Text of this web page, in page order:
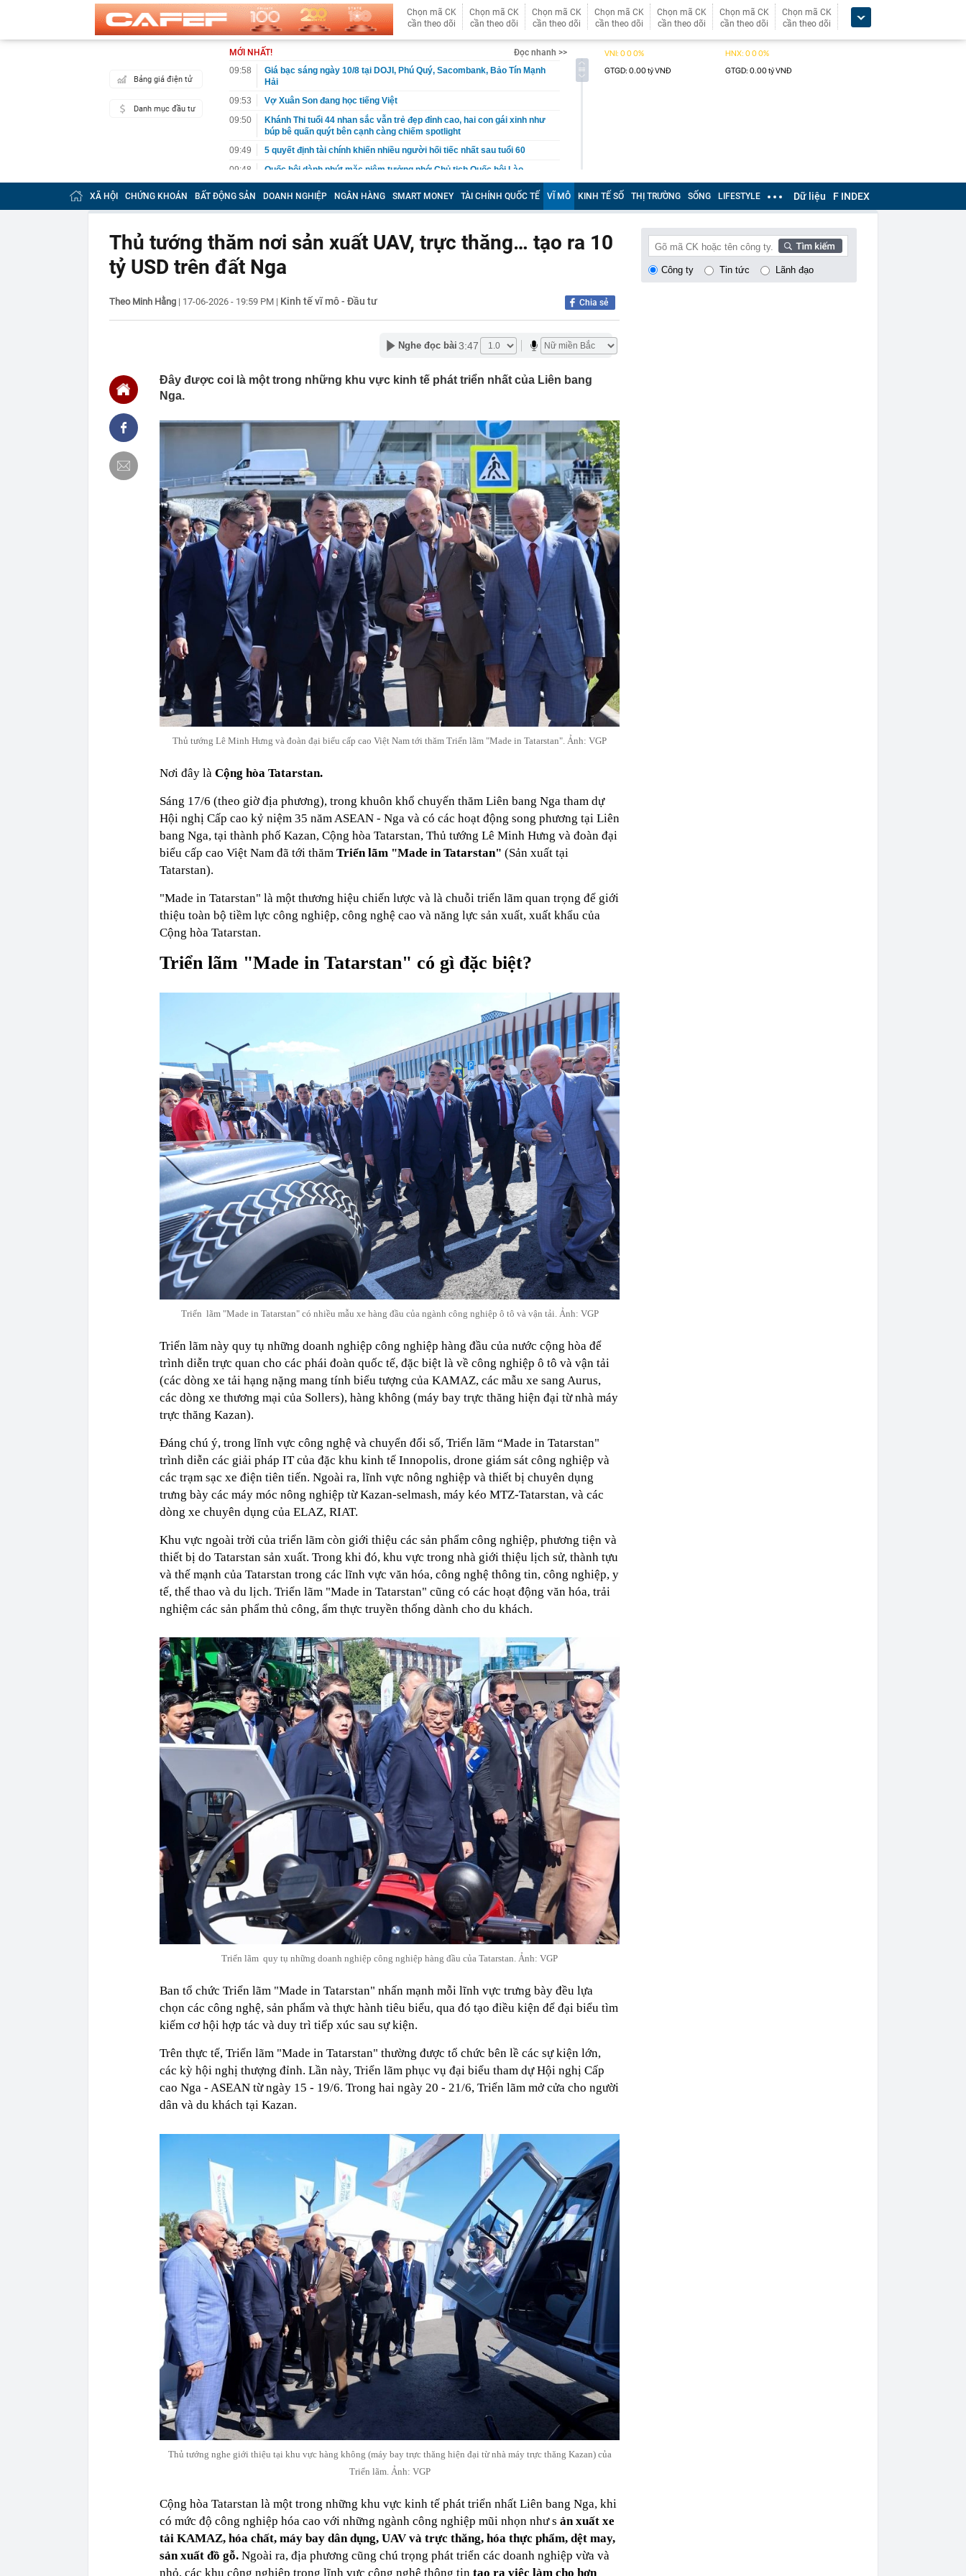
Chọn mã CK
cần theo dõi
Chọn mã CK
cần theo dõi
Chọn mã CK
cần theo dõi
Chọn mã CK
cần theo dõi
Chọn mã CK
cần theo dõi
Chọn mã CK
cần theo dõi
Chọn mã CK
cần theo dõi
Bảng giá điện tử
Danh mục đầu tư
MỚI NHẤT!
Đọc nhanh >>
09:58
Giá bạc sáng ngày 10/8 tại DOJI, Phú Quý, Sacombank, Bảo Tín Mạnh
Hải
09:53
Vợ Xuân Son đang học tiếng Việt
09:50
Khánh Thi tuổi 44 nhan sắc vẫn trẻ đẹp đỉnh cao, hai con gái xinh như
búp bê quấn quýt bên cạnh càng chiếm spotlight
09:49
5 quyết định tài chính khiến nhiều người hối tiếc nhất sau tuổi 60
09:48
Quốc hội dành phút mặc niệm tưởng nhớ Chủ tịch Quốc hội Lào
Xaysomphone Phomvihane
09:47
Việt Nam chiếm ngôi số 2 ASEAN ở thị trường này: Vietnam Airlines
cũng dẫn đầu ở 1 tiêu chí
đầu tư góp vốn gần 1.300 tỷ đồng
09:41
nghìn câu hỏi
đồng/ tháng để bỏ việc về bán phở
09:28
Yếu tố mùa vụ ủng hộ nhịp hồi phục trong tháng 8, CTCK chỉ tên nhóm
cổ phiếu có thể dẫn dắt dòng tiền
09:27
Ngành đường sắt hướng tới mục tiêu 1.500 container vận tải liên vận
Trung Quốc
09:25
Từ nay, một nhóm người lao động được hỗ trợ tới 4,5 triệu đồng/tháng
tiền thuê nhà: Điều kiện là gì?
09:18
Nam nghệ sĩ Việt cưới vợ kém 37 tuổi, tậu biệt thự 4 tầng đẹp ngất
ngây giữa Sài thành
09:12
Máy bay điện có thể cất cánh tại châu Âu từ năm 2030
09:10
Trung Quốc báo tin vui đến Việt Nam
XÃ HỘI CHỨNG KHOÁN BẤT ĐỘNG SẢN DOANH NGHIỆP NGÂN HÀNG SMART MONEY TÀI CHÍNH QUỐC TẾ VĨ MÔ KINH TẾ SỐ THỊ TRƯỜNG SỐNG LIFESTYLE Dữ liệu F INDEX
Thủ tướng thăm nơi sản xuất UAV, trực thăng… tạo ra 10
tỷ USD trên đất Nga
Theo Minh Hằng | 17-06-2026 - 19:59 PM | Kinh tế vĩ mô - Đầu tư Chia sẻ
Nghe đọc bài 3:47
Đây được coi là một trong những khu vực kinh tế phát triển nhất của Liên bang
Nga.
Thủ tướng Lê Minh Hưng và đoàn đại biểu cấp cao Việt Nam tới thăm Triển lãm "Made in Tatarstan". Ảnh: VGP
Nơi đây là Cộng hòa Tatarstan.
Sáng 17/6 (theo giờ địa phương), trong khuôn khổ chuyến thăm Liên bang Nga tham dự
Hội nghị Cấp cao kỷ niệm 35 năm ASEAN - Nga và có các hoạt động song phương tại Liên
bang Nga, tại thành phố Kazan, Cộng hòa Tatarstan, Thủ tướng Lê Minh Hưng và đoàn đại
biểu cấp cao Việt Nam đã tới thăm Triển lãm "Made in Tatarstan" (Sản xuất tại
Tatarstan).
"Made in Tatarstan" là một thương hiệu chiến lược và là chuỗi triển lãm quan trọng để giới
thiệu toàn bộ tiềm lực công nghiệp, công nghệ cao và năng lực sản xuất, xuất khẩu của
Cộng hòa Tatarstan.
Triển lãm "Made in Tatarstan" có gì đặc biệt?
Triển lãm "Made in Tatarstan" có nhiều mẫu xe hàng đầu của ngành công nghiệp ô tô và vận tải. Ảnh: VGP
Triển lãm này quy tụ những doanh nghiệp công nghiệp hàng đầu của nước cộng hòa để
trình diễn trực quan cho các phái đoàn quốc tế, đặc biệt là về công nghiệp ô tô và vận tải
(các dòng xe tải hạng nặng mang tính biểu tượng của KAMAZ, các mẫu xe sang Aurus,
các dòng xe thương mại của Sollers), hàng không (máy bay trực thăng hiện đại từ nhà máy
trực thăng Kazan).
Đáng chú ý, trong lĩnh vực công nghệ và chuyển đổi số, Triển lãm “Made in Tatarstan"
trình diễn các giải pháp IT của đặc khu kinh tế Innopolis, drone giám sát công nghiệp và
các trạm sạc xe điện tiên tiến. Ngoài ra, lĩnh vực nông nghiệp và thiết bị chuyên dụng
trưng bày các máy móc nông nghiệp từ Kazan-selmash, máy kéo MTZ-Tatarstan, và các
dòng xe chuyên dụng của ELAZ, RIAT.
Khu vực ngoài trời của triển lãm còn giới thiệu các sản phẩm công nghiệp, phương tiện và
thiết bị do Tatarstan sản xuất. Trong khi đó, khu vực trong nhà giới thiệu lịch sử, thành tựu
và thế mạnh của Tatarstan trong các lĩnh vực văn hóa, công nghệ thông tin, công nghiệp, y
tế, thể thao và du lịch. Triển lãm "Made in Tatarstan" cũng có các hoạt động văn hóa, trải
nghiệm các sản phẩm thủ công, ẩm thực truyền thống dành cho du khách.
Triển lãm quy tụ những doanh nghiệp công nghiệp hàng đầu của Tatarstan. Ảnh: VGP
Ban tổ chức Triển lãm "Made in Tatarstan" nhấn mạnh mỗi lĩnh vực trưng bày đều lựa
chọn các công nghệ, sản phẩm và thực hành tiêu biểu, qua đó tạo điều kiện để đại biểu tìm
kiếm cơ hội hợp tác và duy trì tiếp xúc sau sự kiện.
Trên thực tế, Triển lãm "Made in Tatarstan" thường được tổ chức bên lề các sự kiện lớn,
các kỳ hội nghị thượng đỉnh. Lần này, Triển lãm phục vụ đại biểu tham dự Hội nghị Cấp
cao Nga - ASEAN từ ngày 15 - 19/6. Trong hai ngày 20 - 21/6, Triển lãm mở cửa cho người
dân và du khách tại Kazan.
Thủ tướng nghe giới thiệu tại khu vực hàng không (máy bay trực thăng hiện đại từ nhà máy trực thăng Kazan) của
Triển lãm. Ảnh: VGP
Cộng hòa Tatarstan là một trong những khu vực kinh tế phát triển nhất Liên bang Nga, khi
có mức độ công nghiệp hóa cao với những ngành công nghiệp mũi nhọn như s ản xuất xe
tải KAMAZ, hóa chất, máy bay dân dụng, UAV và trực thăng, hóa thực phẩm, dệt may,
sản xuất đồ gỗ. Ngoài ra, địa phương cũng chú trọng phát triển các doanh nghiệp vừa và
nhỏ, các khu công nghiệp trong lĩnh vực công nghệ thông tin tạo ra việc làm cho hơn
Công ty Tin tức Lãnh đạo